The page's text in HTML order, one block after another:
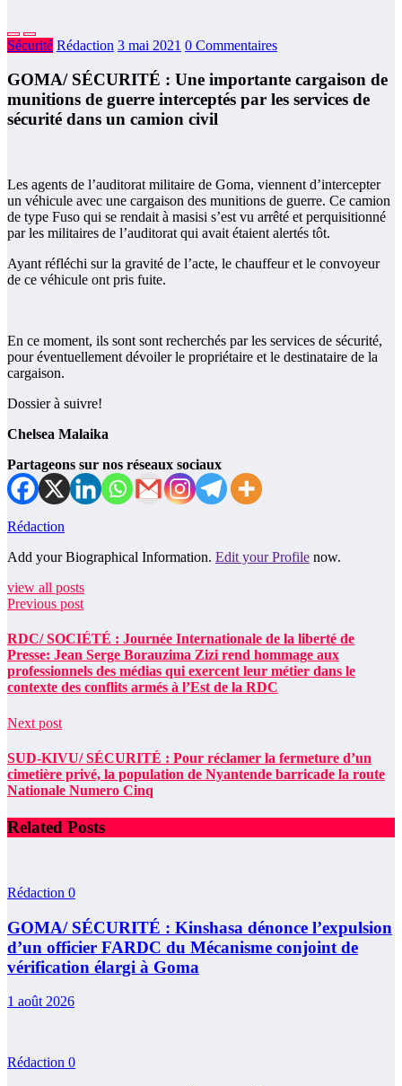
Sécurité Rédaction 3 mai 2021 0 Commentaires
GOMA/ SÉCURITÉ : Une importante cargaison de
munitions de guerre interceptés par les services de
sécurité dans un camion civil
Les agents de l’auditorat militaire de Goma, viennent d’intercepter
un véhicule avec une cargaison des munitions de guerre. Ce camion
de type Fuso qui se rendait à masisi s’est vu arrêté et perquisitionné
par les militaires de l’auditorat qui avait étaient alertés tôt.
Ayant réfléchi sur la gravité de l’acte, le chauffeur et le convoyeur
de ce véhicule ont pris fuite.
En ce moment, ils sont sont recherchés par les services de sécurité,
pour éventuellement dévoiler le propriétaire et le destinataire de la
cargaison.
Dossier à suivre!
Chelsea Malaika
Partageons sur nos réseaux sociaux
Rédaction
Add your Biographical Information. Edit your Profile now.
view all posts
Previous post
RDC/ SOCIÉTÉ : Journée Internationale de la liberté de
Presse: Jean Serge Borauzima Zizi rend hommage aux
professionnels des médias qui exercent leur métier dans le
contexte des conflits armés à l’Est de la RDC
Next post
SUD-KIVU/ SÉCURITÉ : Pour réclamer la fermeture d’un
cimetière privé, la population de Nyantende barricade la route
Nationale Numero Cinq
Related Posts
Rédaction 0
GOMA/ SÉCURITÉ : Kinshasa dénonce l’expulsion
d’un officier FARDC du Mécanisme conjoint de
vérification élargi à Goma
1 août 2026
Rédaction 0